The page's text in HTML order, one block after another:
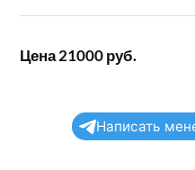
Цена 21000 руб.
Написать